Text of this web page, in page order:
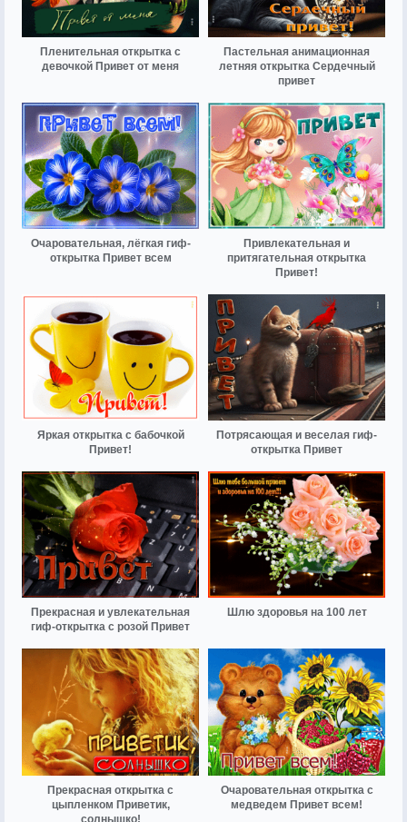
Пленительная открытка с
девочкой Привет от меня
Пастельная анимационная
летняя открытка Сердечный
привет
Очаровательная, лёгкая гиф-
открытка Привет всем
Привлекательная и
притягательная открытка
Привет!
Яркая открытка с бабочкой
Привет!
Потрясающая и веселая гиф-
открытка Привет
Прекрасная и увлекательная
гиф-открытка с розой Привет
Шлю здоровья на 100 лет
Прекрасная открытка с
цыпленком Приветик,
солнышко!
Очаровательная открытка с
медведем Привет всем!